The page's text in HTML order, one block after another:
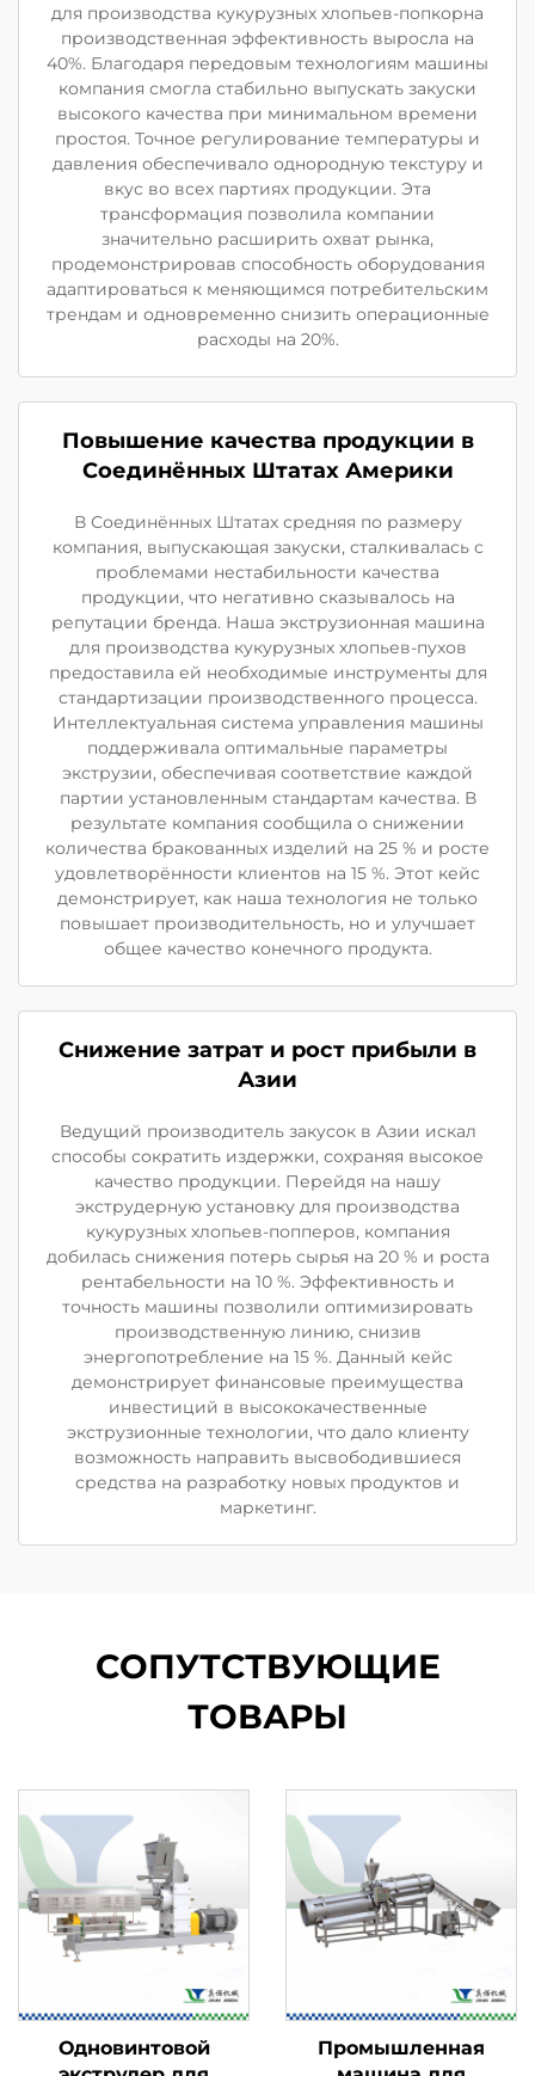
для производства кукурузных хлопьев-попкорна
производственная эффективность выросла на
40%. Благодаря передовым технологиям машины
компания смогла стабильно выпускать закуски
высокого качества при минимальном времени
простоя. Точное регулирование температуры и
давления обеспечивало однородную текстуру и
вкус во всех партиях продукции. Эта
трансформация позволила компании
значительно расширить охват рынка,
продемонстрировав способность оборудования
адаптироваться к меняющимся потребительским
трендам и одновременно снизить операционные
расходы на 20%.
Повышение качества продукции в
Соединённых Штатах Америки
В Соединённых Штатах средняя по размеру
компания, выпускающая закуски, сталкивалась с
проблемами нестабильности качества
продукции, что негативно сказывалось на
репутации бренда. Наша экструзионная машина
для производства кукурузных хлопьев-пухов
предоставила ей необходимые инструменты для
стандартизации производственного процесса.
Интеллектуальная система управления машины
поддерживала оптимальные параметры
экструзии, обеспечивая соответствие каждой
партии установленным стандартам качества. В
результате компания сообщила о снижении
количества бракованных изделий на 25 % и росте
удовлетворённости клиентов на 15 %. Этот кейс
демонстрирует, как наша технология не только
повышает производительность, но и улучшает
общее качество конечного продукта.
Снижение затрат и рост прибыли в
Азии
Ведущий производитель закусок в Азии искал
способы сократить издержки, сохраняя высокое
качество продукции. Перейдя на нашу
экструдерную установку для производства
кукурузных хлопьев-попперов, компания
добилась снижения потерь сырья на 20 % и роста
рентабельности на 10 %. Эффективность и
точность машины позволили оптимизировать
производственную линию, снизив
энергопотребление на 15 %. Данный кейс
демонстрирует финансовые преимущества
инвестиций в высококачественные
экструзионные технологии, что дало клиенту
возможность направить высвободившиеся
средства на разработку новых продуктов и
маркетинг.
СОПУТСТВУЮЩИЕ
ТОВАРЫ
Одновинтовой
Промышленная